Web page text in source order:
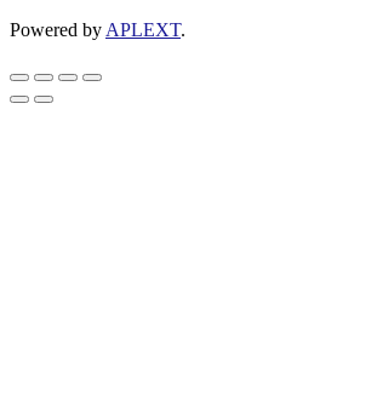
Powered by APLEXT.
Return
To